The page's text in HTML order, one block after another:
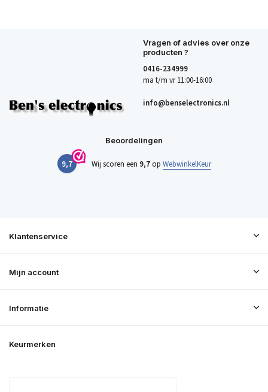
Vragen of advies over onze
producten ?
0416-234999
ma t/m vr 11:00-16:00
info@benselectronics.nl
Beoordelingen
9,7 Wij scoren een 9,7op WebwinkelKeur
Klantenservice
Mijn account
Informatie
Keurmerken